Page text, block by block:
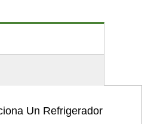
Un Refrigerador